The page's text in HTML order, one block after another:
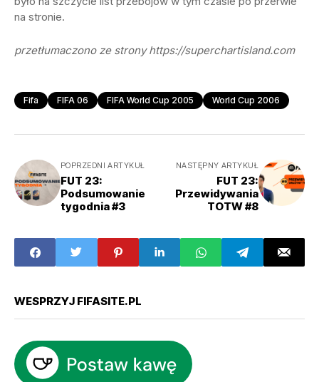
na stronie.
przetłumaczono ze strony https://superchartisland.com
Fifa FIFA 06 FIFA World Cup 2005 World Cup 2006
POPRZEDNI ARTYKUŁ
FUT 23:
Podsumowanie
tygodnia #3
NASTĘPNY ARTYKUŁ
FUT 23:
Przewidywania
TOTW #8
WESPRZYJ FIFASITE.PL